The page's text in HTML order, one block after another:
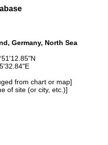
Germany, North Sea
from chart or map]
of site (or city, etc.)]